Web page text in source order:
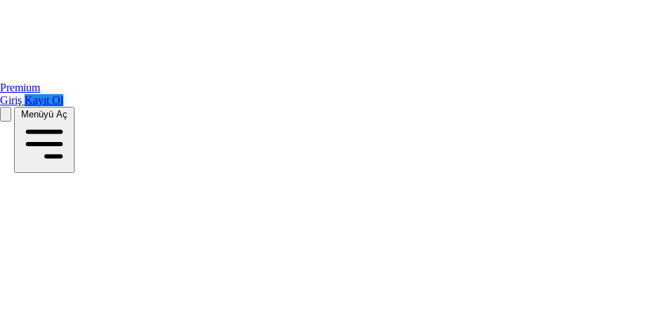
Premium
Giriş Kayıt Ol
Menüyü Aç